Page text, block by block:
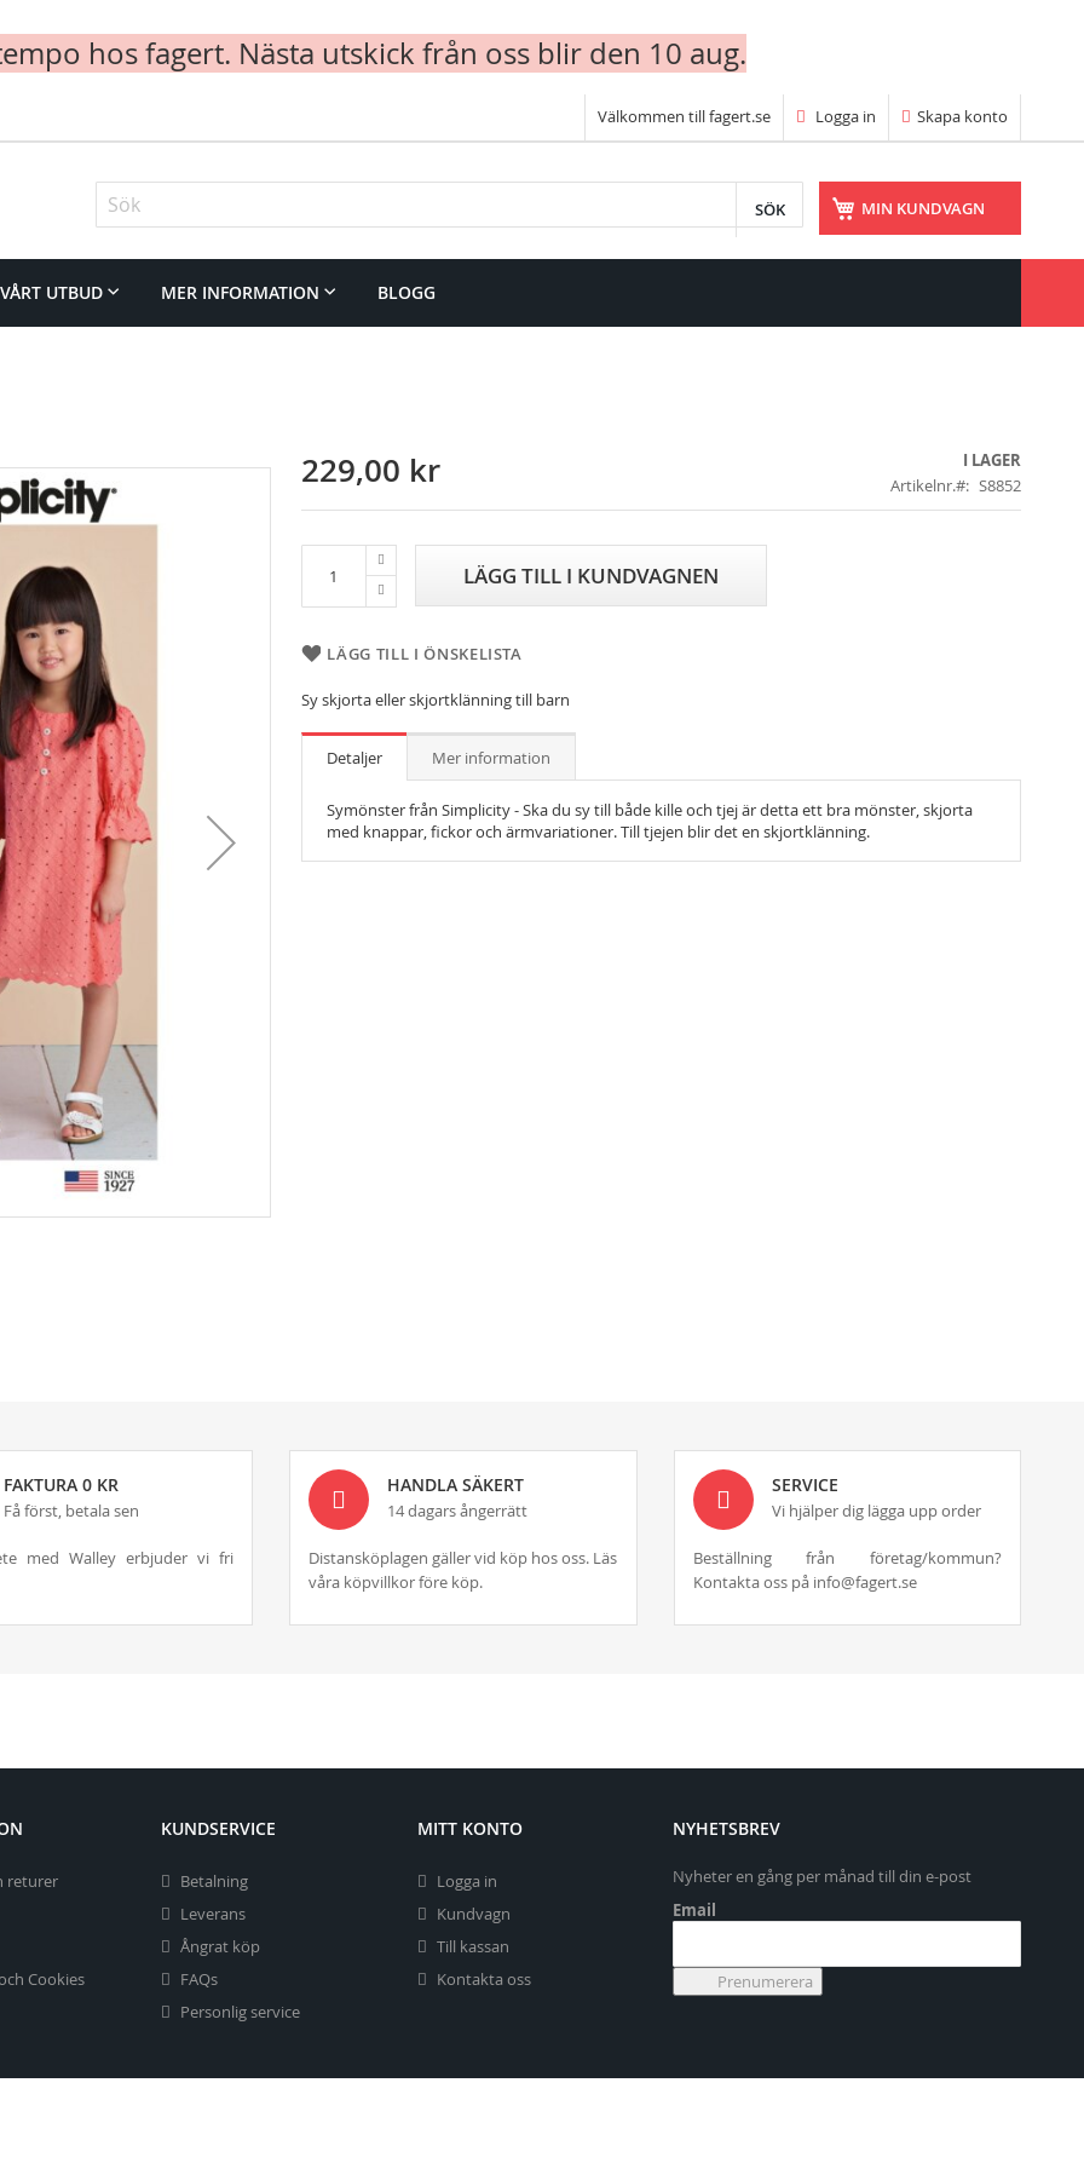
hos fagert. Nästa utskick från oss blir den 10 aug.
Välkommen till fagert.se Logga in Skapa konto
MIN KUNDVAGN
Sök
VÅRT UTBUD MER INFORMATION BLOGG
229,00 kr
I LAGER
Artikelnr.
S8852
LÄGG TILL I KUNDVAGNEN
LÄGG TILL I ÖNSKELISTA
Sy skjorta eller skjortklänning till barn
Detaljer
Symönster från Simplicity - Ska du sy till både kille och tjej är detta ett bra mönster, skjorta
med knappar, fickor och ärmvariationer. Till tjejen blir det en skjortklänning.
Mer information
FAKTURA 0 KR
Få först, betala sen
med Walley erbjuder vi fri
HANDLA SÄKERT
14 dagars ångerrätt
Distansköplagen gäller vid köp hos oss. Läs
våra köpvillkor före köp.
SERVICE
Vi hjälper dig lägga upp order
Beställning från företag/kommun?
Kontakta oss på info@fagert.se
returer
Cookies
KUNDSERVICE
Betalning
Leverans
Ångrat köp
FAQs
Personlig service
MITT KONTO
Logga in
Kundvagn
Till kassan
Kontakta oss
NYHETSBREV
Nyheter en gång per månad till din e-post
Email